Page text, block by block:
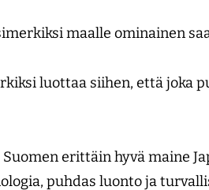
maalle ominainen
luottaa siihen, että joka
erittäin hyvä maine
puhdas luonto ja